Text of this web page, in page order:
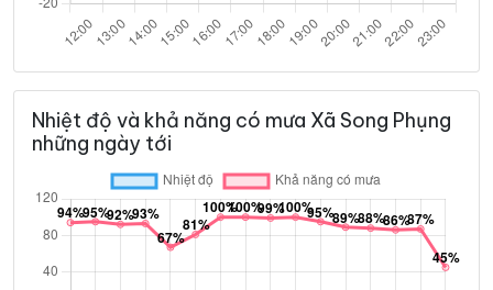
Nhiệt độ và khả năng có mưa Xã Song Phụng
những ngày tới